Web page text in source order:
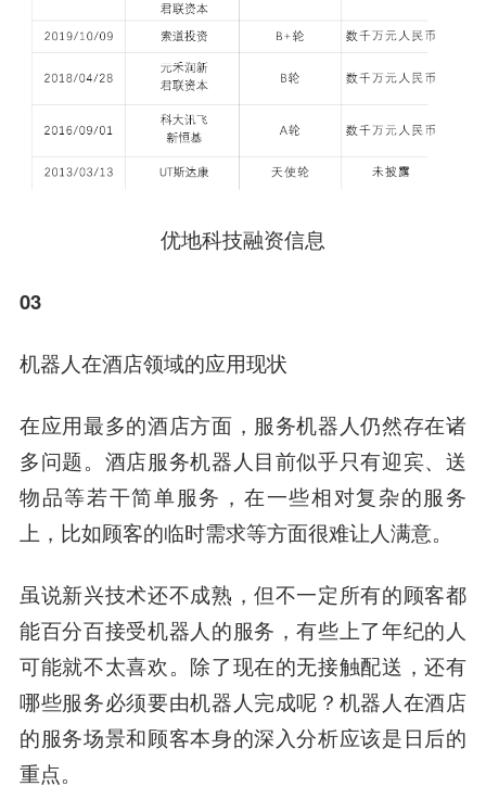
优地科技融资信息
03
机器人在酒店领域的应用现状
在应用最多的酒店方面，服务机器人仍然存在诸
多问题。酒店服务机器人目前似乎只有迎宾、送
物品等若干简单服务，在一些相对复杂的服务
上，比如顾客的临时需求等方面很难让人满意。
虽说新兴技术还不成熟，但不一定所有的顾客都
能百分百接受机器人的服务，有些上了年纪的人
可能就不太喜欢。除了现在的无接触配送，还有
哪些服务必须要由机器人完成呢？机器人在酒店
的服务场景和顾客本身的深入分析应该是日后的
重点。